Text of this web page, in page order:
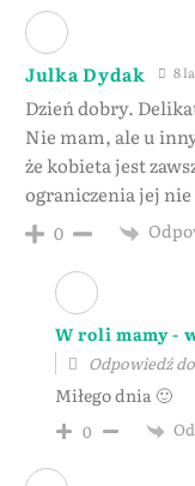
Julka Dydak 8
Dzień dobry.
Nie mam, ale u
że kobieta jest
ograniczenia jej
0
W roli mamy -
Odpowiedź do
Miłego dnia 🙂
0